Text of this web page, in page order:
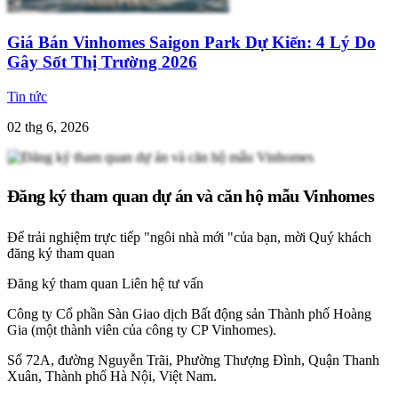
Giá Bán Vinhomes Saigon Park Dự Kiến: 4 Lý Do
Gây Sốt Thị Trường 2026
Tin tức
02 thg 6, 2026
Đăng ký tham quan dự án và căn hộ mẫu Vinhomes
Để trải nghiệm trực tiếp "ngôi nhà mới "của bạn, mời Quý khách
đăng ký tham quan
Đăng ký tham quan Liên hệ tư vấn
Công ty Cổ phần Sàn Giao dịch Bất động sản Thành phố Hoàng
Gia (một thành viên của công ty CP Vinhomes).
Số 72A, đường Nguyễn Trãi, Phường Thượng Đình, Quận Thanh
Xuân, Thành phố Hà Nội, Việt Nam.